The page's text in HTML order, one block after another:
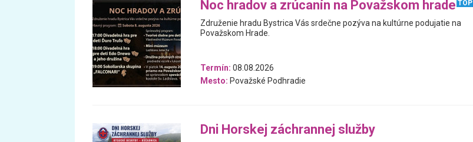
Noc hradov a zrúcanín na Považskom hrade TOP
Združenie hradu Bystrica Vás srdečne pozýva na kultúrne podujatie na
Považskom Hrade.
Termín: 08.08.2026
Mesto: Považské Podhradie
Dni Horskej záchrannej služby